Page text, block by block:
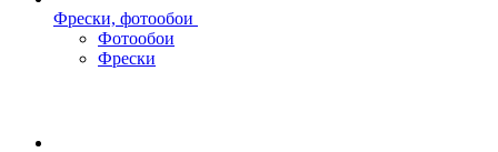
Фрески, фотообои
Фотообои
Фрески